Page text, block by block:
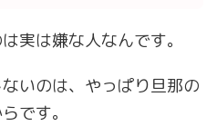
実は嫌な人なんです。
いのは、やっぱり旦那の
です。